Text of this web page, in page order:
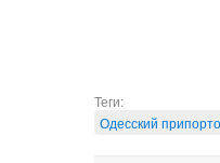
Теги:
Одесский